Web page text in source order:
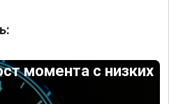
момента с низких